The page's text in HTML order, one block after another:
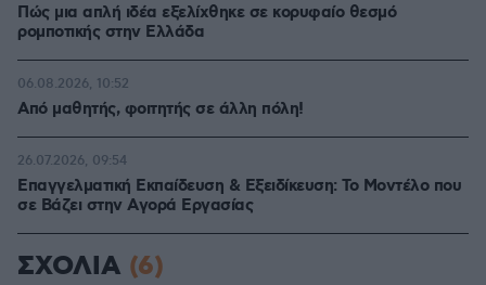
Πώς μια απλή ιδέα εξελίχθηκε σε κορυφαίο θεσμό
ρομποτικής στην Ελλάδα
Από μαθητής, φοιτητής σε άλλη πόλη!
06.08.2026, 10:52
Επαγγελματική Εκπαίδευση & Εξειδίκευση: Το Mοντέλο που
σε Bάζει στην Aγορά Eργασίας
26.07.2026, 09:54
ΣΧΟΛΙΑ (6)